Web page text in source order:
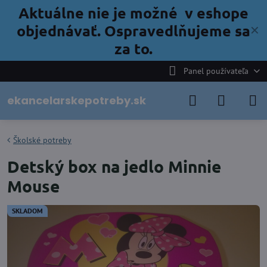
✕
Aktuálne nie je možné v eshope
objednávať. Ospravedlňujeme sa
za to.
Panel používateľa
ekancelarskepotreby.sk
SKLADOM
Školské potreby
Detský box na jedlo Minnie
Mouse